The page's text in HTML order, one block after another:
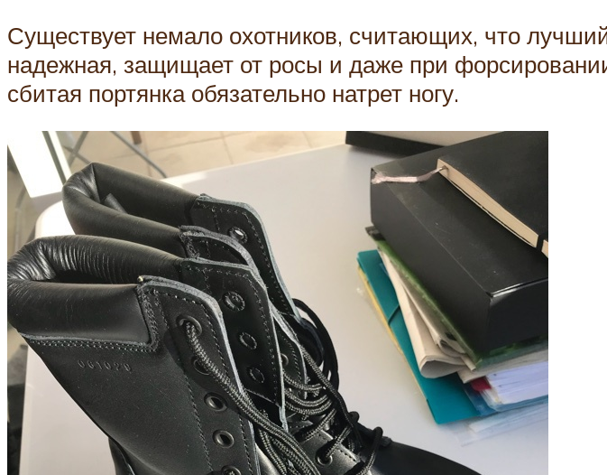
Существует немало охотников, считающих, что
надежная, защищает от росы и даже при
сбитая портянка обязательно натрет ногу.